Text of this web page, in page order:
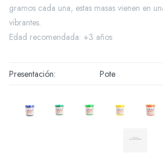
gramos cada una, estas masas vienen en
vibrantes.
Edad recomendada: +3 años
Presentación Pote
Perfumería